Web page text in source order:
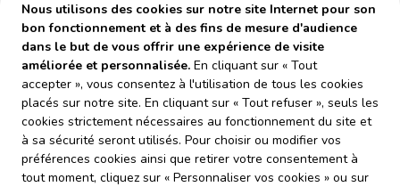
déchetsménagers et assimilés. Aujourd’hui,Decosetest
devenu un acteur majeur en matière de prévention, de
traitement et de valorisation des déchets sur un territoire
de plus d’un million d’habitants.
Nous utilisons des cookies sur notre site Internet pour son
bon fonctionnement et à des fins de mesure d'audience
dans le but de vous offrir une expérience de visite
améliorée et personnalisée. En cliquant sur « Tout
accepter », vous consentez à l'utilisation de tous les cookies
placés sur notre site. En cliquant sur « Tout refuser », seuls les
cookies strictement nécessaires au fonctionnement du site et
à sa sécurité seront utilisés. Pour choisir ou modifier vos
préférences cookies ainsi que retirer votre consentement à
tout moment, cliquez sur « Personnaliser vos cookies » ou sur